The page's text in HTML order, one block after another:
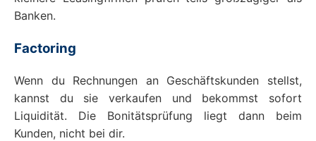
Banken.
Factoring
Wenn du Rechnungen an Geschäftskunden stellst,
kannst du sie verkaufen und bekommst sofort
Liquidität. Die Bonitätsprüfung liegt dann beim
Kunden, nicht bei dir.